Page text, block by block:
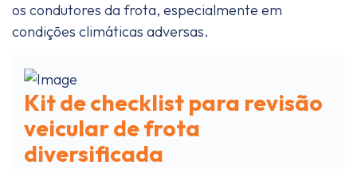
os condutores da frota, especialmente em
condições climáticas adversas.
Kit de checklist para revisão
veicular de frota
diversificada